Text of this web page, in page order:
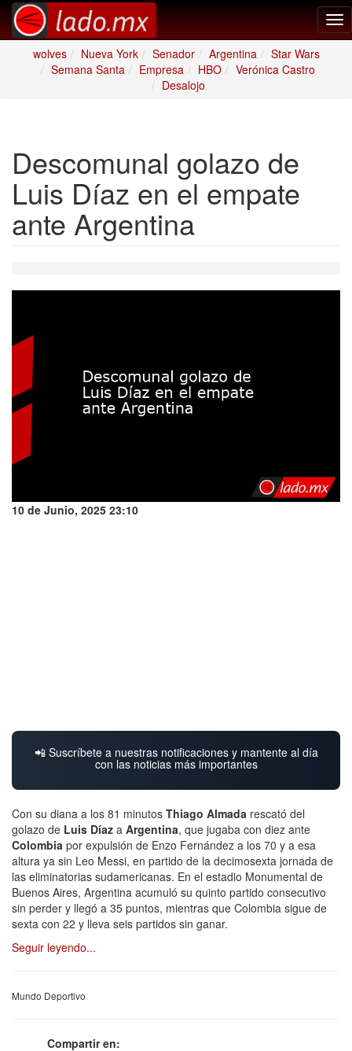
wolves
Nueva York Senador Argentina
Star Wars
Semana Santa
Empresa HBO
Verónica Castro
Desalojo
Descomunal golazo de
Luis Díaz en el empate
ante Argentina
10 de Junio, 2025 23:10
📲 Suscríbete a nuestras notificaciones y mantente al día
con las noticias más importantes
Con su diana a los 81 minutos Thiago Almada rescató del
golazo de Luis Díaz a Argentina, que jugaba con diez ante
Colombia por expulsión de Enzo Fernández a los 70 y a esa
altura ya sin Leo Messi, en partido de la decimosexta jornada de
las eliminatorias sudamericanas. En el estadio Monumental de
Buenos Aires, Argentina acumuló su quinto partido consecutivo
sin perder y llegó a 35 puntos, mientras que Colombia sigue de
sexta con 22 y lleva seis partidos sin ganar.
Seguir leyendo...
Mundo Deportivo
Compartir en: